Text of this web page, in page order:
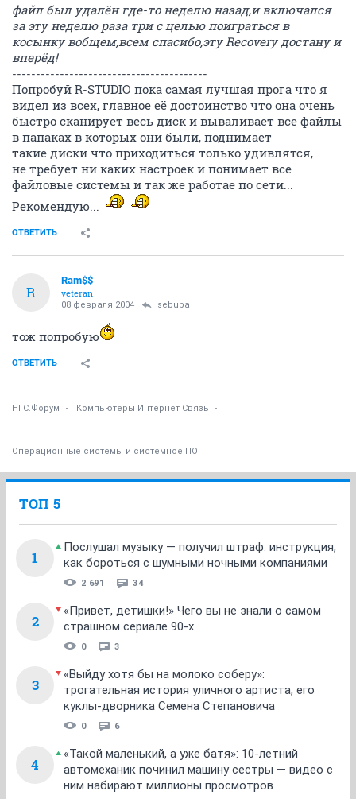
файл был удалён где-то неделю назад,и включался
за эту неделю раза три с целью поиграться в
косынку вобщем,всем спасибо,эту Recovery достану и
вперёд!
-----------------------------------------
Попробуй R-STUDIO пока самая лучшая прога что я
видел из всех, главное её достоинство что она очень
быстро сканирует весь диск и вываливает все файлы
в папаках в которых они были, поднимает
такие диски что приходиться только удивлятся,
не требует ни каких настроек и понимает все
файловые системы и так же работае по сети...
Рекомендую...
ОТВЕТИТЬ
R
Ram$$
veteran
08 февраля 2004 sebuba
тож попробую
ОТВЕТИТЬ
НГС.Форум Компьютеры Интернет Связь
Операционные системы и системное ПО
ТОП 5
1
Послушал музыку — получил штраф: инструкция,
как бороться с шумными ночными компаниями
2 691 34
2
«Привет, детишки!» Чего вы не знали о самом
страшном сериале 90-х
0 3
3
«Выйду хотя бы на молоко соберу»:
трогательная история уличного артиста, его
куклы-дворника Семена Степановича
0 6
4
«Такой маленький, а уже батя»: 10-летний
автомеханик починил машину сестры — видео с
ним набирают миллионы просмотров